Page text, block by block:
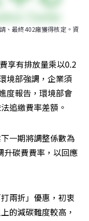
、最終402廠獲得核定。資
享有排放量乘以0.2
境部強調，企業須
度報告，環境部會
追繳費率差額。
一期將調整係數為
升碳費費率，以回應
兩折」優惠，初衷
的減碳難度較高，